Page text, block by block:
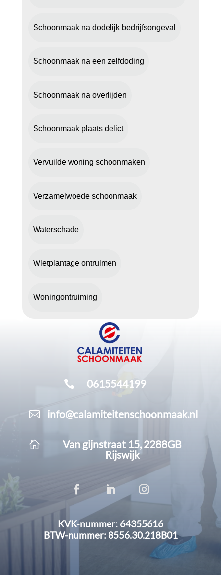
Schoonmaak na dodelijk bedrijfsongeval
Schoonmaak na een zelfdoding
Schoonmaak na overlijden
Schoonmaak plaats delict
Vervuilde woning schoonmaken
Verzamelwoede schoonmaak
Waterschade
Wietplantage ontruimen
Woningontruiming
 0615544199
 info@calamiteitenschoonmaak.nl

Van gijnstraat 15, 2288GB
Rijswijk
KVK-nummer: 64355616
BTW-nummer: 8556.30.218B01